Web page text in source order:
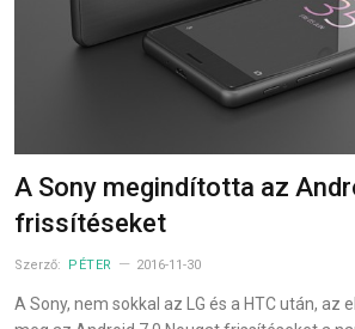
A Sony megindította az
frissítéseket
Szerző: PÉTER 2016-11-30
A Sony, nem sokkal az LG és a HTC után, az